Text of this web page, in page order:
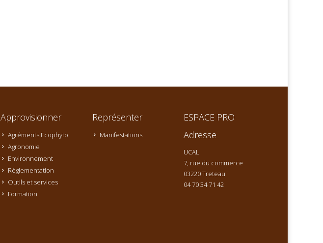
Approvisionner
Agréments Ecophyto
Agronomie
Environnement
Règlementation
Outils et services
Formation
Représenter
Manifestations
ESPACE PRO
Adresse
UCAL
7, rue du commerce
03220 Treteau
04 70 34 71 42